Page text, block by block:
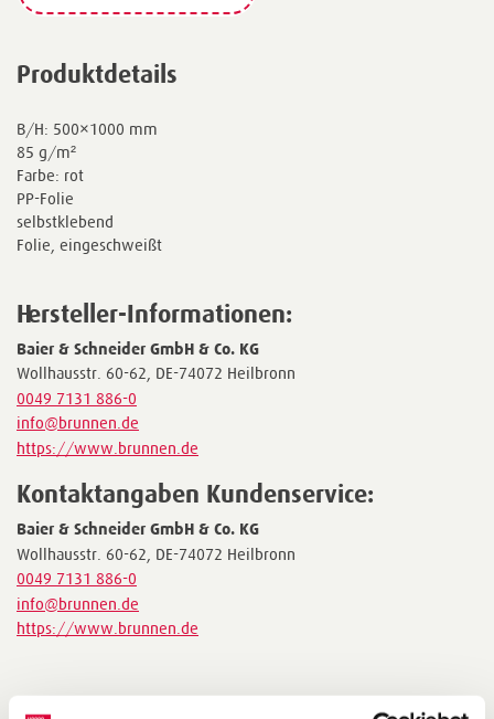
Produktdetails
B/H: 500×1000 mm
85 g/m²
Farbe: rot
PP-Folie
selbstklebend
Folie, eingeschweißt
Hersteller-Informationen:
Baier & Schneider GmbH & Co. KG
Wollhausstr. 60-62, DE-74072 Heilbronn
0049 7131 886-0
info@brunnen.de
https://www.brunnen.de
Kontaktangaben Kundenservice:
Baier & Schneider GmbH & Co. KG
Wollhausstr. 60-62, DE-74072 Heilbronn
0049 7131 886-0
info@brunnen.de
https://www.brunnen.de